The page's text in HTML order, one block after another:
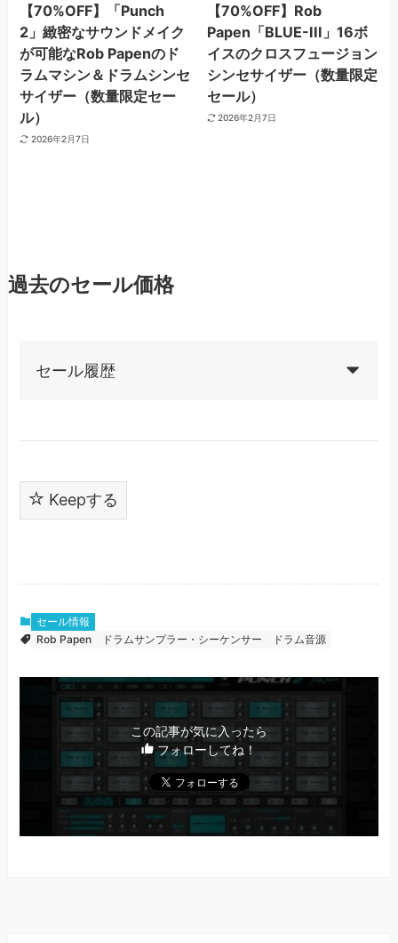
【70%OFF】「Punch
2」緻密なサウンドメイク
が可能なRob Papenのド
ラムマシン＆ドラムシンセ
サイザー（数量限定セー
ル）
2026年2月7日
【70%OFF】Rob
Papen「BLUE-III」16ボ
イスのクロスフュージョン
シンセサイザー（数量限定
セール）
2026年2月7日
過去のセール価格
セール履歴
Keepする
セール情報
Rob Papen
ドラムサンプラー・シーケンサー ドラム音源
この記事が気に入ったら
フォローしてね！